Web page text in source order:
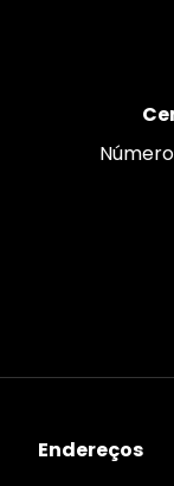
Endereços